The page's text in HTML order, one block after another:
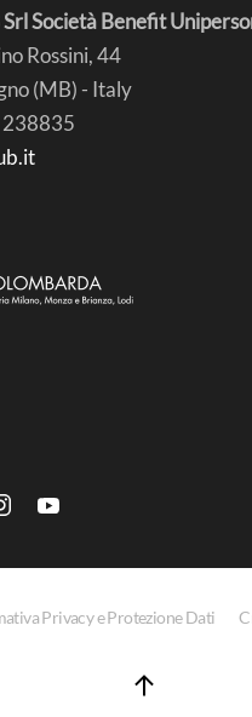
Srl Società Benefit
Rossini, 44
(MB) - Italy
238835
Privacy e Protezione Dati